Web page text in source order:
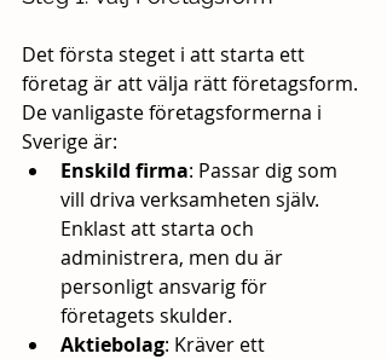
Det första steget i att starta ett
företag är att välja rätt företagsform.
De vanligaste företagsformerna i
Sverige är:
Enskild firma: Passar dig som
vill driva verksamheten själv.
Enklast att starta och
administrera, men du är
personligt ansvarig för
företagets skulder.
Aktiebolag: Kräver ett